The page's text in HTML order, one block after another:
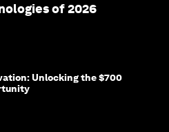
of 2026
Unlocking the $700